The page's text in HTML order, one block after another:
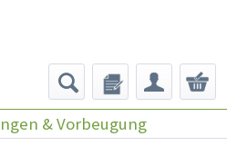
& Vorbeugung